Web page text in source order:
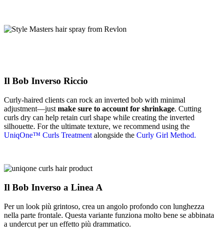
Il Bob Inverso Riccio
Curly-haired clients can rock an inverted bob with minimal
adjustment—just make sure to account for shrinkage. Cutting
curls dry can help retain curl shape while creating the inverted
silhouette. For the ultimate texture, we recommend using the
UniqOne™ Curls Treatment alongside the Curly Girl Method.
Il Bob Inverso a Linea A
Per un look più grintoso, crea un angolo profondo con lunghezza
nella parte frontale. Questa variante funziona molto bene se abbinata
a undercut per un effetto più drammatico.